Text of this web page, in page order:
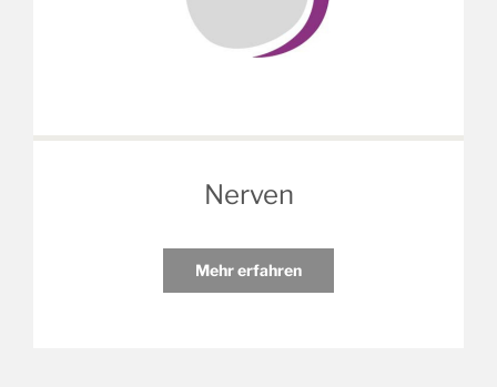
Nerven
Mehr erfahren